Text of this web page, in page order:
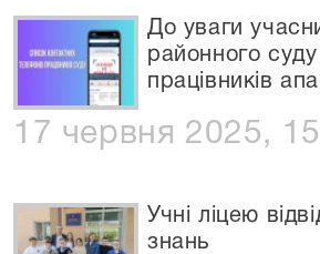
До уваги
районного
працівників
17 червня 2025,
Учні ліцею
знань